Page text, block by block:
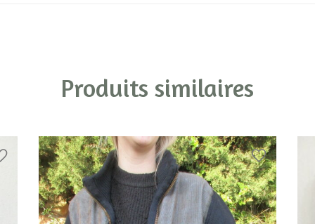
Produits similaires